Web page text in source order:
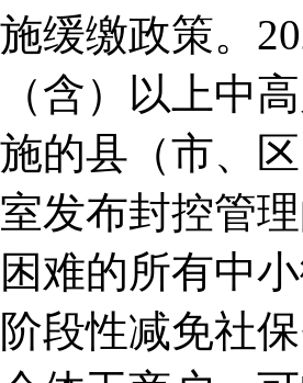
施缓缴政策。
（含）以上中
施的县（市、
室发布封控管
困难的所有中
阶段性减免社